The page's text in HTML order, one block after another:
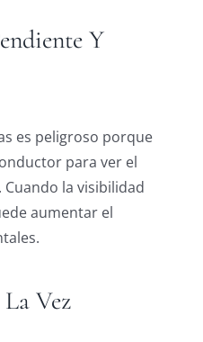
Y
es peligroso porque
para ver el
la visibilidad
aumentar el
Vez